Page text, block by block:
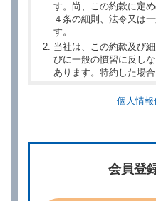
す。尚、この約款に定
４条の細則、法令又は
す。
当社は、この約款及び
びに一般の慣習に反し
あります。特約した場
別に定める料金表等に
個人情
会員登